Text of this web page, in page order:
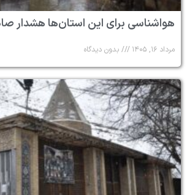
هواشناسی برای این استان‌ها هشدار
مرداد ۱۶, ۱۴۰۵ بدون دیدگاه